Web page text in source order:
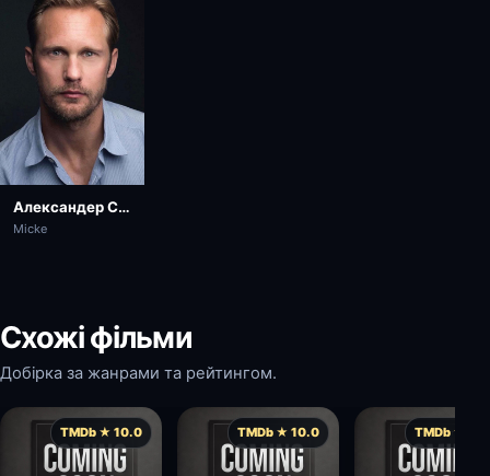
Александер Скашґорд
Micke
Схожі фільми
Добірка за жанрами та рейтингом.
TMDb ★ 10.0 TMDb ★ 10.0 TMDb ★